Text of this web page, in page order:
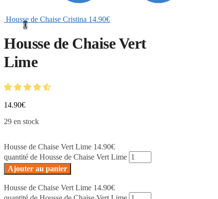
0
Housse de Chaise Cristina 14.90€
Housse de Chaise Vert
Lime
14.90€
29 en stock
Housse de Chaise Vert Lime 14.90€
quantité de Housse de Chaise Vert Lime
Ajouter au panier
Housse de Chaise Vert Lime 14.90€